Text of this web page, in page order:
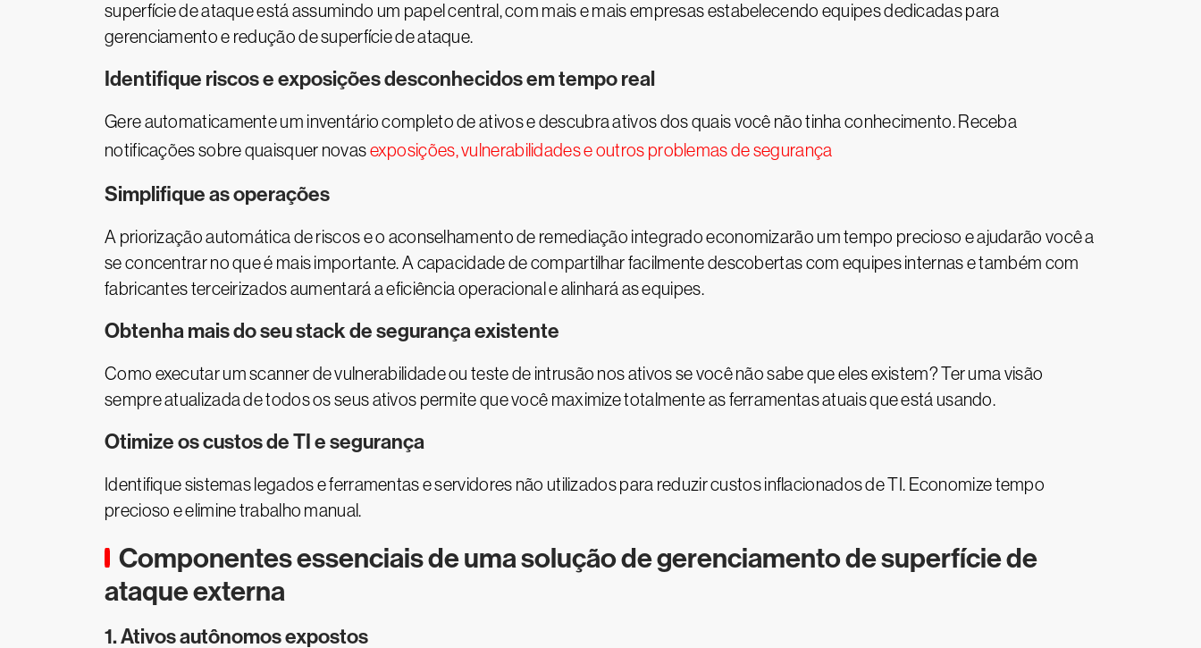
superfície de ataque está assumindo um papel central, com mais e mais empresas estabelecendo equipes dedicadas para
gerenciamento e redução de superfície de ataque.
Identifique riscos e exposições desconhecidos em tempo real
Gere automaticamente um inventário completo de ativos e descubra ativos dos quais você não tinha conhecimento. Receba
notificações sobre quaisquer novasexposições, vulnerabilidades e outros problemas de segurança
Simplifique as operações
A priorização automática de riscos e o aconselhamento de remediação integrado economizarão um tempo precioso e ajudarão você a
se concentrar no que é mais importante. A capacidade de compartilhar facilmente descobertas com equipes internas e também com
fabricantes terceirizados aumentará a eficiência operacional e alinhará as equipes.
Obtenha mais do seu stack de segurança existente
Como executar um scanner de vulnerabilidade ou teste de intrusão nos ativos se você não sabe que eles existem? Ter uma visão
sempre atualizada de todos os seus ativos permite que você maximize totalmente as ferramentas atuais que está usando.
Otimize os custos de TI e segurança
Identifique sistemas legados e ferramentas e servidores não utilizados para reduzir custos inflacionados de TI. Economize tempo
precioso e elimine trabalho manual.
Componentes essenciais de uma solução de gerenciamento de superfície de
ataque externa
1. Ativos autônomos expostos